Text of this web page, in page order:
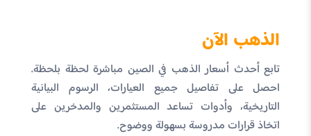
الذهب الآن
تابع أحدث أسعار الذهب في الصين مباشرة لحظة بلحظة.
احصل على تفاصيل جميع العيارات، الرسوم البيانية
التاريخية، وأدوات تساعد المستثمرين والمدخرين على
اتخاذ قرارات مدروسة بسهولة ووضوح.